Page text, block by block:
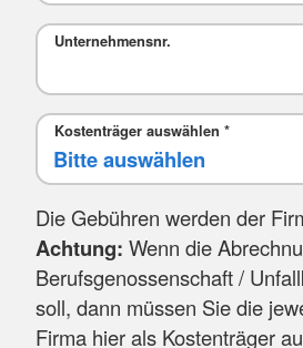
Unternehmensnr.
Kostenträger auswählen *
Die Gebühren werden der
Achtung: Wenn die
Berufsgenossenschaft /
soll, dann müssen Sie die
Firma hier als Kostenträger